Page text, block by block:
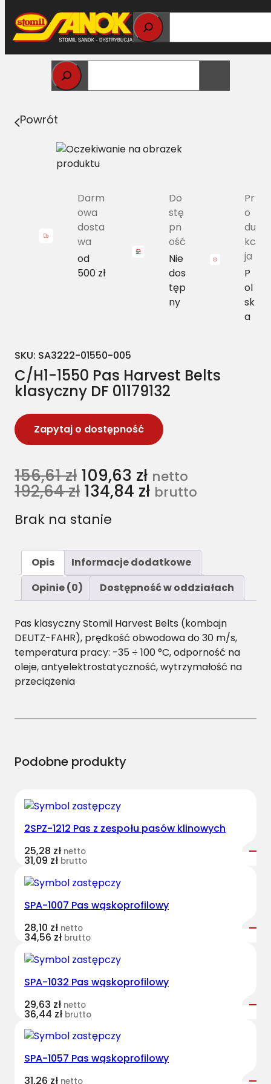
Przejdź
do
treści
Strona główna>
klasyczny DF 01179132
Powrót
Darm
owa
dosta
wa
od
500 zł
Do
stę
pn
ość
Nie
dos
tęp
ny
Pr
o
du
kc
ja
P
ol
sk
a
SKU: SA3222-01550-005
C/H1-1550 Pas Harvest Belts
klasyczny DF 01179132
Zapytaj o dostępność
156,61zł 109,63 zł netto
192,64zł 134,84 zł brutto
Brak na stanie
Opis
Informacje dodatkowe
Opinie (0)
Dostępność w oddziałach
Pas klasyczny Stomil Harvest Belts (kombajn
DEUTZ-FAHR), prędkość obwodowa do 30 m/s,
temperatura pracy: -35 ÷ 100 °C, odporność na
oleje, antyelektrostatyczność, wytrzymałość na
przeciążenia
Podobne produkty
2SPZ-1212 Pas z zespołu pasów klinowych
25,28 zł netto
31,09 zł brutto
SPA-1007 Pas wąskoprofilowy
28,10 zł netto
34,56 zł brutto
SPA-1032 Pas wąskoprofilowy
29,63 zł netto
36,44 zł brutto
SPA-1057 Pas wąskoprofilowy
31,26 zł netto